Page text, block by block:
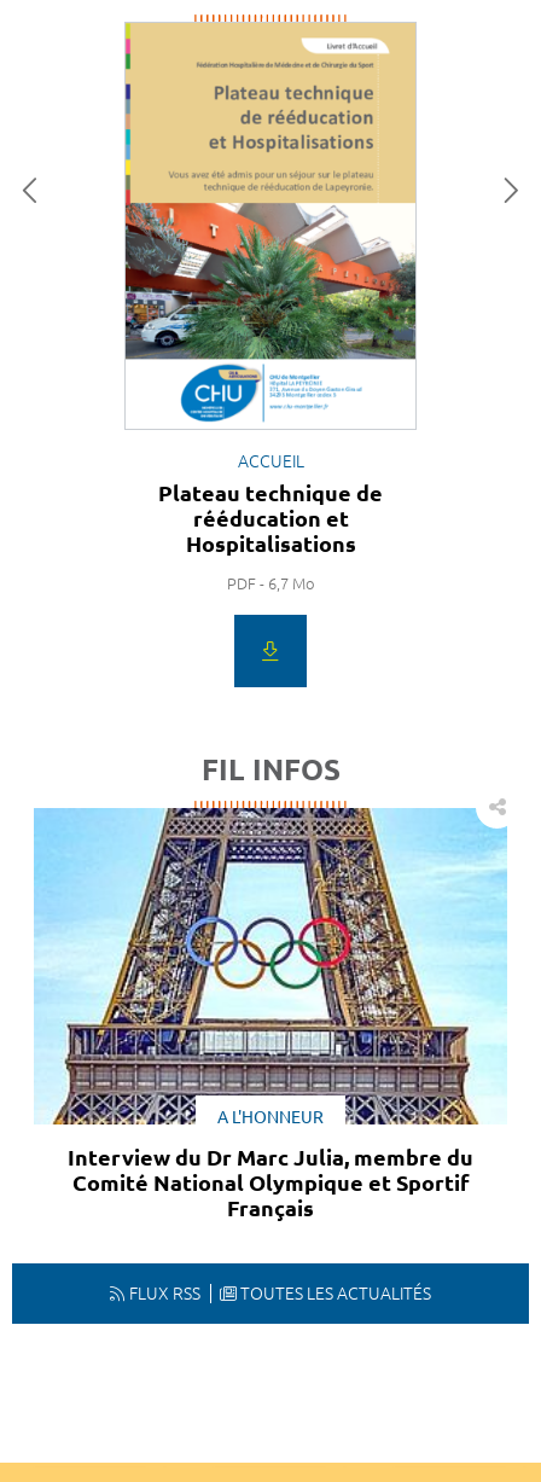
ACCUEIL
Plateau technique de
rééducation et
Hospitalisations
PDF - 6,7 Mo
FIL INFOS
A L'HONNEUR
Interview du Dr Marc Julia, membre du
Comité National Olympique et Sportif
Français
FLUX RSS TOUTES LES ACTUALITÉS